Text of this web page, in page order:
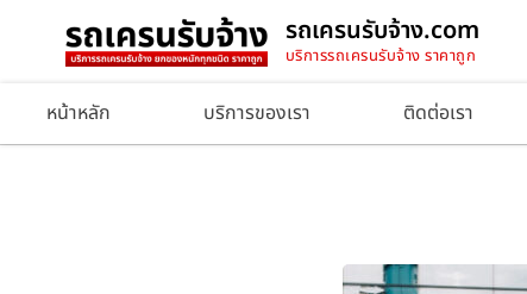
รถเครนรับจ้าง.com
บริการรถเครนรับจ้าง ราคาถูก
หน้าหลัก บริการของเรา ติดต่อเรา